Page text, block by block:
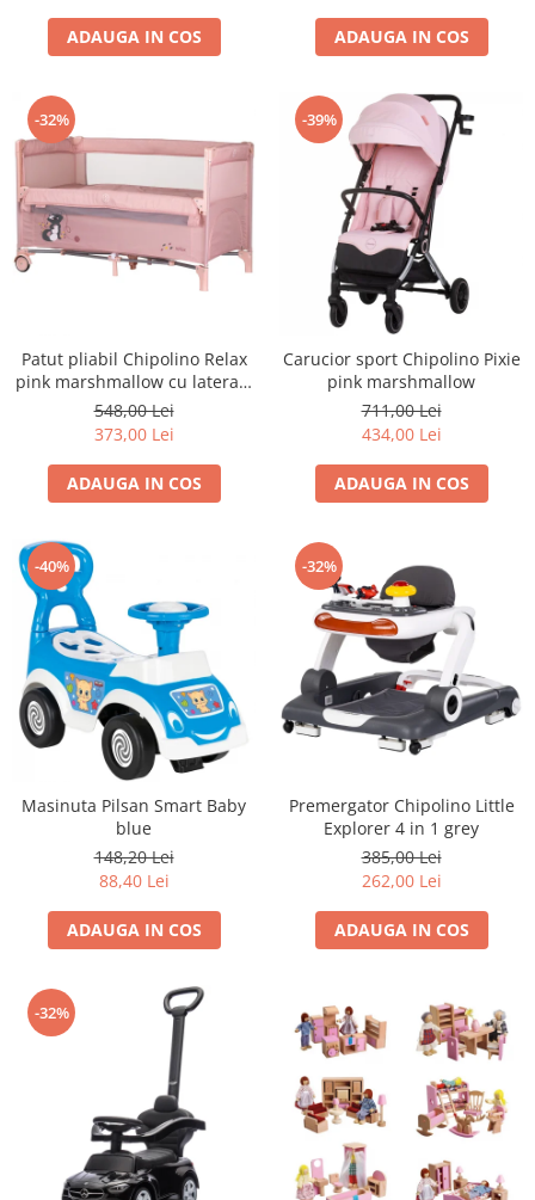
ADAUGA IN COS ADAUGA IN COS
-32%
Patut pliabil Chipolino Relax
pink marshmallow cu laterala
culisanta
548,00 Lei
373,00 Lei
ADAUGA IN COS
-39%
Carucior sport Chipolino Pixie
pink marshmallow
711,00 Lei
434,00 Lei
ADAUGA IN COS
-40%
Masinuta Pilsan Smart Baby
blue
148,20 Lei
88,40 Lei
ADAUGA IN COS
-32%
Premergator Chipolino Little
Explorer 4 in 1 grey
385,00 Lei
262,00 Lei
ADAUGA IN COS
-32%